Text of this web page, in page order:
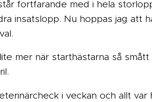
fortfarande med i hela
insatslopp. Nu hoppas jag att
mer när starthästarna så smått
i veckan och allt